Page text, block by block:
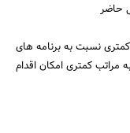
نسبت به برنامه های
مراتب کمتری امکان اقدام